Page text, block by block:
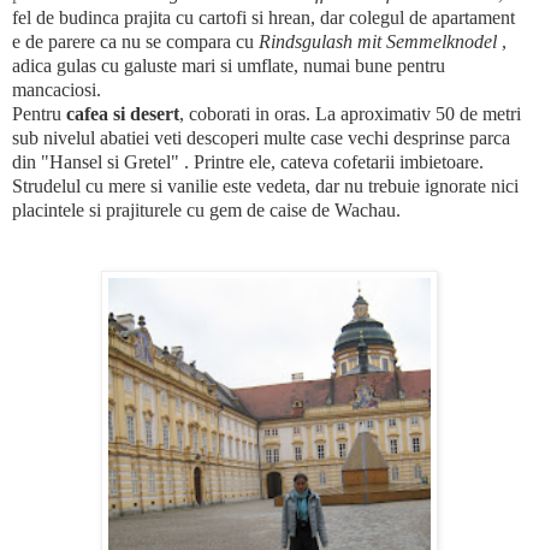
fel de budinca prajita cu cartofi si hrean, dar colegul de apartament
e de parere ca nu se compara cu Rindsgulash mit Semmelknodel ,
adica gulas cu galuste mari si umflate, numai bune pentru
mancaciosi.
Pentru cafea si desert, coborati in oras. La aproximativ 50 de metri
sub nivelul abatiei veti descoperi multe case vechi desprinse parca
din "Hansel si Gretel" . Printre ele, cateva cofetarii imbietoare.
Strudelul cu mere si vanilie este vedeta, dar nu trebuie ignorate nici
placintele si prajiturele cu gem de caise de Wachau.